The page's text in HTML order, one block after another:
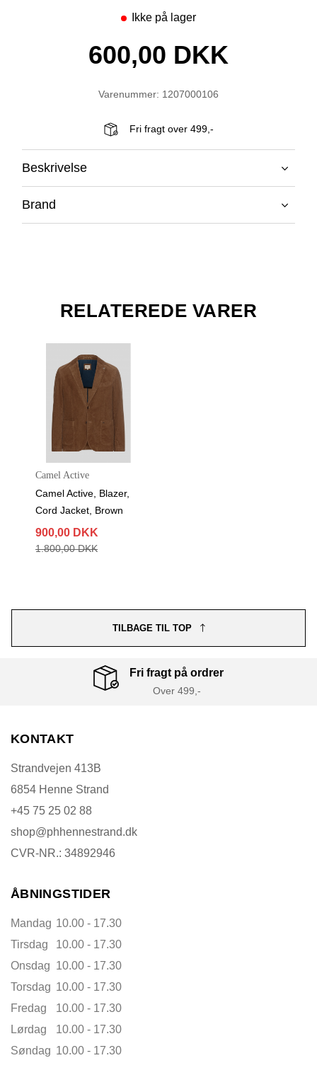
Ikke på lager
600,00 DKK
Varenummer: 1207000106
Fri fragt over 499,-
Beskrivelse
Brand
RELATEREDE VARER
Camel Active
Camel Active, Blazer,
Cord Jacket, Brown
900,00 DKK
1.800,00 DKK
TILBAGE TIL TOP
Fri fragt på ordrer
Over 499,-
KONTAKT
Strandvejen 413B
6854 Henne Strand
+45 75 25 02 88
shop@phhennestrand.dk
CVR-NR.: 34892946
ÅBNINGSTIDER
Mandag 10.00 - 17.30
Tirsdag
10.00 - 17.30
Onsdag 10.00 - 17.30
Torsdag 10.00 - 17.30
Fredag
10.00 - 17.30
Lørdag
10.00 - 17.30
Søndag 10.00 - 17.30